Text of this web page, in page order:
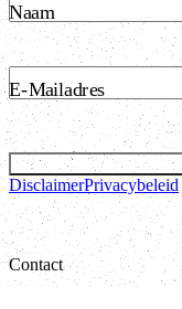
Naam
E-Mailadres
DisclaimerPrivacybeleid
Contact